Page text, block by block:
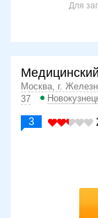
Для
Москва, г.
37
3